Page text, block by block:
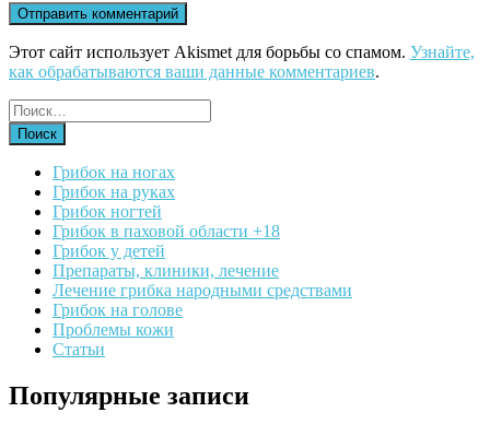
Этот сайт использует Akismet для борьбы со спамом. Узнайте,
как обрабатываются ваши данные комментариев.
Грибок на ногах
Грибок на руках
Грибок ногтей
Грибок в паховой области +18
Грибок у детей
Препараты, клиники, лечение
Лечение грибка народными средствами
Грибок на голове
Проблемы кожи
Статьи
Популярные записи